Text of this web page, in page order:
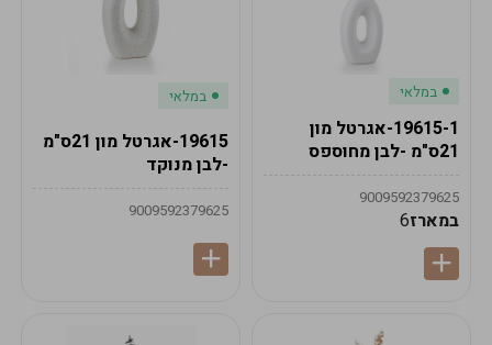
במלאי
19615-1-אגרטל מון
21ס"מ -לבן מחוספס
9009592379625
במארז6
במלאי
19615-אגרטל מון 21ס"מ
-לבן מנוקד
9009592379625